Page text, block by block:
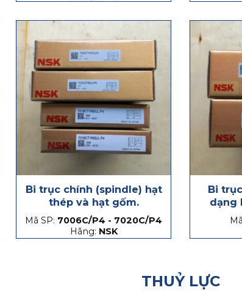
Bi trục chính (spindle) hạt
thép và hạt gốm.
Mã SP: 7006C/P4 - 7020C/P4
Hãng: NSK
Bi
dạng
THUỶ LỰC